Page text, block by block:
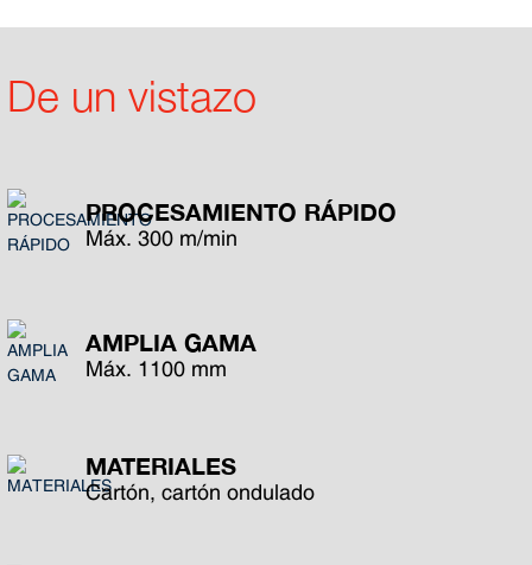
De un vistazo
PROCESAMIENTO RÁPIDO
Máx. 300 m/min
AMPLIA GAMA
Máx. 1100 mm
MATERIALES
Cartón, cartón ondulado